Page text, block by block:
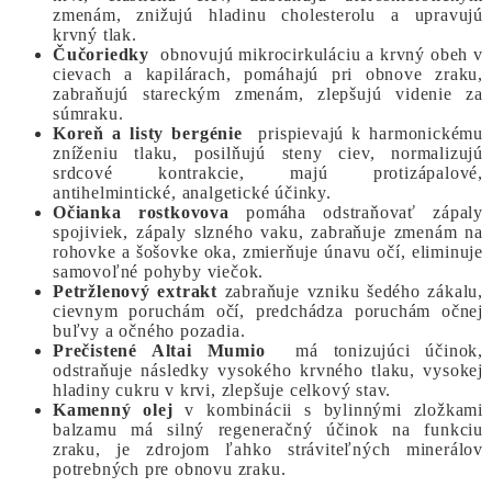
zmenám, znižujú hladinu cholesterolu a upravujú
krvný tlak.
Čučoriedky obnovujú mikrocirkuláciu a krvný obeh v
cievach a kapilárach, pomáhajú pri obnove zraku,
zabraňujú stareckým zmenám, zlepšujú videnie za
súmraku.
Koreň a listy bergénie prispievajú k harmonickému
zníženiu tlaku, posilňujú steny ciev, normalizujú
srdcové kontrakcie, majú protizápalové,
antihelmintické, analgetické účinky.
Očianka rostkovova
pomáha odstraňovať zápaly
spojiviek, zápaly slzného vaku, zabraňuje zmenám na
rohovke a šošovke oka, zmierňuje únavu očí, eliminuje
samovoľné pohyby viečok.
Petržlenový extrakt zabraňuje vzniku šedého zákalu,
cievnym poruchám očí, predchádza poruchám očnej
buľvy a očného pozadia.
Prečistené Altai Mumio má tonizujúci účinok,
odstraňuje následky vysokého krvného tlaku, vysokej
hladiny cukru v krvi, zlepšuje celkový stav.
Kamenný olej v kombinácii s bylinnými zložkami
balzamu má silný regeneračný účinok na funkciu
zraku, je zdrojom ľahko stráviteľných minerálov
potrebných pre obnovu zraku.